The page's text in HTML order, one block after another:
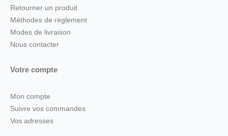
Retourner un produit
Méthodes de règlement
Modes de livraison
Nous contacter
Votre compte
Mon compte
Suivre vos commandes
Vos adresses